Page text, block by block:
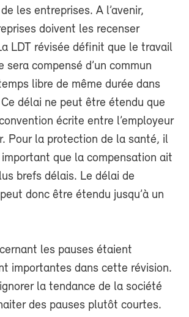
les entreprises. A l’avenir,
doivent les recenser
LDT révisée définit que le travail
sera compensé d’un commun
libre de même durée dans
délai ne peut être étendu que
écrite entre l’employeur
Pour la protection de la santé, il
que la compensation ait
brefs délais. Le délai de
donc être étendu jusqu’à un
les pauses étaient
importantes dans cette révision.
la tendance de la société
des pauses plutôt courtes.